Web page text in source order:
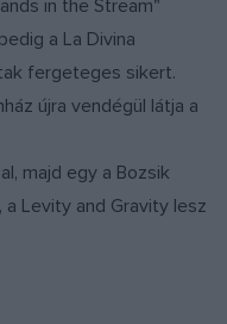
in the Stream"
a La Divina
fergeteges sikert.
újra vendégül látja a
majd egy a Bozsik
Levity and Gravity lesz